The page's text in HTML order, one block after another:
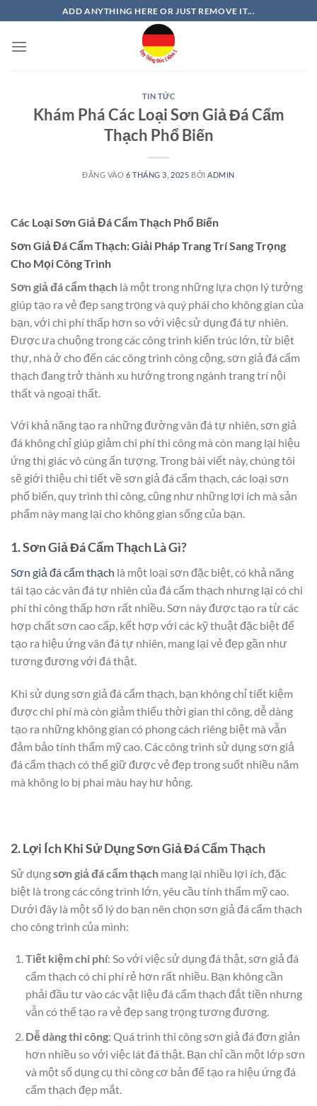
qua
nội
ADD ANYTHING HERE OR JUST REMOVE IT...
TIN TỨC
Khám Phá Các Loại Sơn Giả Đá Cẩm
Thạch Phổ Biến
ĐĂNG VÀO 6 THÁNG 3, 2025 BỞI ADMIN
Các Loại Sơn Giả Đá Cẩm Thạch Phổ Biến
Sơn Giả Đá Cẩm Thạch: Giải Pháp Trang Trí Sang Trọng
Cho Mọi Công Trình
Sơn giả đá cẩm thạch là một trong những lựa chọn lý tưởng
giúp tạo ra vẻ đẹp sang trọng và quý phái cho không gian của
bạn, với chi phí thấp hơn so với việc sử dụng đá tự nhiên.
Được ưa chuộng trong các công trình kiến trúc lớn, từ biệt
thự, nhà ở cho đến các công trình công cộng, sơn giả đá cẩm
thạch đang trở thành xu hướng trong ngành trang trí nội
thất và ngoại thất.
Với khả năng tạo ra những đường vân đá tự nhiên, sơn giả
đá không chỉ giúp giảm chi phí thi công mà còn mang lại hiệu
ứng thị giác vô cùng ấn tượng. Trong bài viết này, chúng tôi
sẽ giới thiệu chi tiết về sơn giả đá cẩm thạch, các loại sơn
phổ biến, quy trình thi công, cũng như những lợi ích mà sản
phẩm này mang lại cho không gian sống của bạn.
1. Sơn Giả Đá Cẩm Thạch Là Gì?
Sơn giả đá cẩm thạch là một loại sơn đặc biệt, có khả năng
tái tạo các vân đá tự nhiên của đá cẩm thạch nhưng lại có chi
phí thi công thấp hơn rất nhiều. Sơn này được tạo ra từ các
hợp chất sơn cao cấp, kết hợp với các kỹ thuật đặc biệt để
tạo ra hiệu ứng vân đá tự nhiên, mang lại vẻ đẹp gần như
tương đương với đá thật.
Khi sử dụng sơn giả đá cẩm thạch, bạn không chỉ tiết kiệm
được chi phí mà còn giảm thiểu thời gian thi công, dễ dàng
tạo ra những không gian có phong cách riêng biệt mà vẫn
đảm bảo tính thẩm mỹ cao. Các công trình sử dụng sơn giả
đá cẩm thạch có thể giữ được vẻ đẹp trong suốt nhiều năm
mà không lo bị phai màu hay hư hỏng.
2. Lợi Ích Khi Sử Dụng Sơn Giả Đá Cẩm Thạch
Sử dụngsơn giả đá cẩm thạch mang lại nhiều lợi ích, đặc
biệt là trong các công trình lớn, yêu cầu tính thẩm mỹ cao.
Dưới đây là một số lý do bạn nên chọn sơn giả đá cẩm thạch
cho công trình của mình:
Tiết kiệm chi phí: So với việc sử dụng đá thật, sơn giả đá
cẩm thạch có chi phí rẻ hơn rất nhiều. Bạn không cần
phải đầu tư vào các vật liệu đá cẩm thạch đắt tiền nhưng
vẫn có thể tạo ra vẻ đẹp sang trọng tương đương.
Dễ dàng thi công: Quá trình thi công sơn giả đá đơn giản
hơn nhiều so với việc lát đá thật. Bạn chỉ cần một lớp sơn
và một số dụng cụ thi công cơ bản để tạo ra hiệu ứng đá
cẩm thạch đẹp mắt.